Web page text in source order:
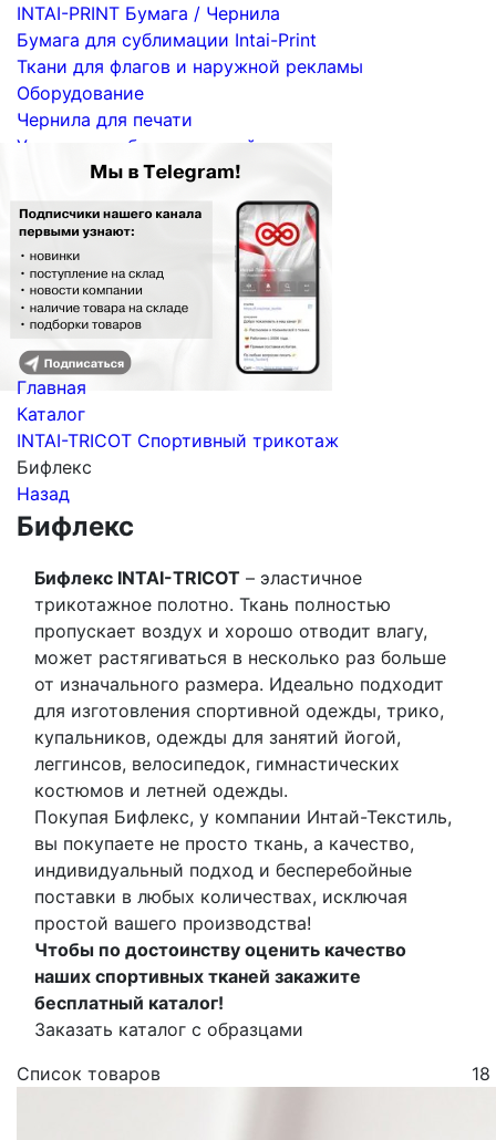
INTAI-PRINT Бумага / Чернила
Бумага для сублимации Intai-Print
Ткани для флагов и наружной рекламы
Оборудование
Чернила для печати
Услуги по сублимационной печати
Главная
Каталог
INTAI-TRICOT Спортивный трикотаж
Бифлекс
Назад
Бифлекс
Бифлекс INTAI-TRICOT – эластичное
трикотажное полотно. Ткань полностью
пропускает воздух и хорошо отводит влагу,
может растягиваться в несколько раз больше
от изначального размера. Идеально подходит
для изготовления спортивной одежды, трико,
купальников, одежды для занятий йогой,
леггинсов, велосипедок, гимнастических
костюмов и летней одежды.
Покупая Бифлекс, у компании Интай-Текстиль,
вы покупаете не просто ткань, а качество,
индивидуальный подход и бесперебойные
поставки в любых количествах, исключая
простой вашего производства!
Чтобы по достоинству оценить качество
наших спортивных тканей закажите
бесплатный каталог!
Заказать каталог с образцами
Список товаров
18